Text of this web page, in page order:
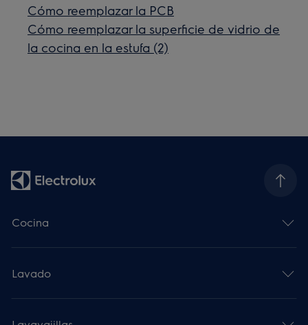
Cómo reemplazar la PCB
Cómo reemplazar la superficie de vidrio de
la cocina en la estufa (2)
Cocina
Lavado